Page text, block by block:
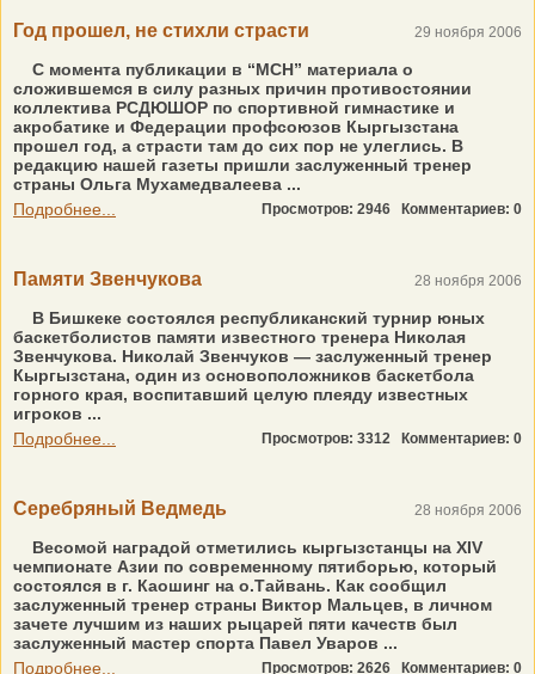
Год прошел, не стихли страсти 29 ноября 2006
С момента публикации в “МСН” материала о
сложившемся в силу разных причин противостоянии
коллектива РСДЮШОР по спортивной гимнастике и
акробатике и Федерации профсоюзов Кыргызстана
прошел год, а страсти там до сих пор не улеглись. В
редакцию нашей газеты пришли заслуженный тренер
страны Ольга Мухамедвалеева ...
Подробнее...
Просмотров: 2946 Комментариев: 0
Памяти Звенчукова 28 ноября 2006
В Бишкеке состоялся республиканский турнир юных
баскетболистов памяти известного тренера Николая
Звенчукова. Николай Звенчуков — заслуженный тренер
Кыргызстана, один из основоположников баскетбола
горного края, воспитавший целую плеяду известных
игроков ...
Подробнее...
Просмотров: 3312 Комментариев: 0
Серебряный Ведмедь 28 ноября 2006
Весомой наградой отметились кыргызстанцы на XIV
чемпионате Азии по современному пятиборью, который
состоялся в г. Каошинг на о.Тайвань. Как сообщил
заслуженный тренер страны Виктор Мальцев, в личном
зачете лучшим из наших рыцарей пяти качеств был
заслуженный мастер спорта Павел Уваров ...
Подробнее...
Просмотров: 2626 Комментариев: 0